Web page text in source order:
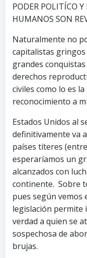
PODER POLITÍCO
HUMANOS SON
Naturalmente no
capitalistas
grandes
derechos
civiles como lo es
reconocimiento a
Estados Unidos al
definitivamente va
países títeres
esperaríamos un
alcanzados con
continente. Sobre
pues según vemos
legislación permite
verdad a quien se
sospechosa de
brujas.